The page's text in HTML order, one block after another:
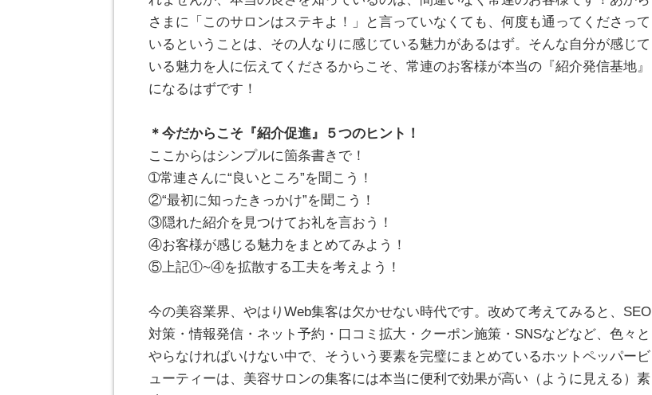
さまに「このサロンはステキよ！」と言っていなくても、何度も通ってくださって
いるということは、その人なりに感じている魅力があるはず。そんな自分が感じて
いる魅力を人に伝えてくださるからこそ、常連のお客様が本当の『紹介発信基地』
になるはずです！
＊今だからこそ『紹介促進』５つのヒント！
ここからはシンプルに箇条書きで！
➀常連さんに“良いところ”を聞こう！
②“最初に知ったきっかけ”を聞こう！
③隠れた紹介を見つけてお礼を言おう！
④お客様が感じる魅力をまとめてみよう！
⑤上記①~④を拡散する工夫を考えよう！
今の美容業界、やはりWeb集客は欠かせない時代です。改めて考えてみると、SEO
対策・情報発信・ネット予約・口コミ拡大・クーポン施策・SNSなどなど、色々と
やらなければいけない中で、そういう要素を完璧にまとめているホットペッパービ
ューティーは、美容サロンの集客には本当に便利で効果が高い（ように見える）素